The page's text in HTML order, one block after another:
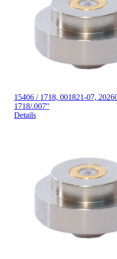
15406 / 1718, 001821-07,
1718/.007"
Details